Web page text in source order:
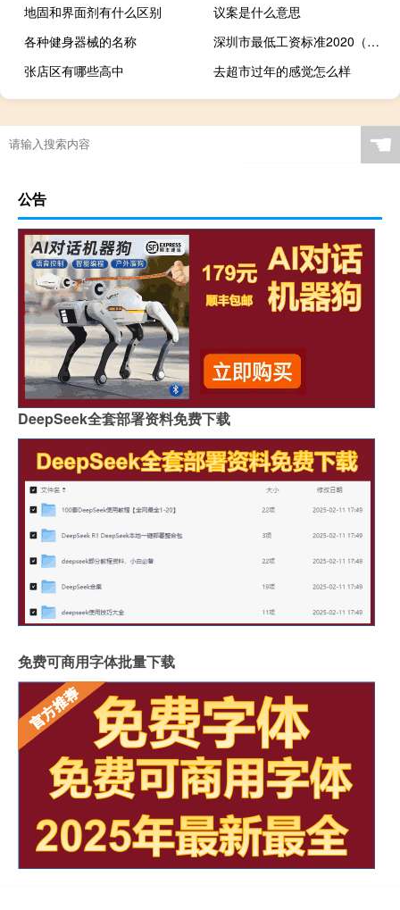
地固和界面剂有什么区别
议案是什么意思
各种健身器械的名称
深圳市最低工资标准2020（深圳最低工资标准2020基本工资）
张店区有哪些高中
去超市过年的感觉怎么样
☚
公告
DeepSeek全套部署资料免费下载
免费可商用字体批量下载